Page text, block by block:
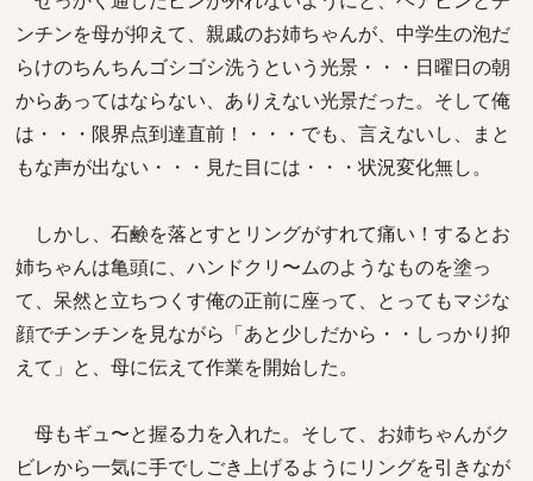
ンチンを母が抑えて、親戚のお姉ちゃんが、中学生の泡だ
らけのちんちんゴシゴシ洗うという光景・・・日曜日の朝
からあってはならない、ありえない光景だった。そして俺
は・・・限界点到達直前！・・・でも、言えないし、まと
もな声が出ない・・・見た目には・・・状況変化無し。
しかし、石鹸を落とすとリングがすれて痛い！するとお
姉ちゃんは亀頭に、ハンドクリ〜ムのようなものを塗っ
て、呆然と立ちつくす俺の正前に座って、とってもマジな
顔でチンチンを見ながら「あと少しだから・・しっかり抑
えて」と、母に伝えて作業を開始した。
母もギュ〜と握る力を入れた。そして、お姉ちゃんがク
ビレから一気に手でしごき上げるようにリングを引きなが